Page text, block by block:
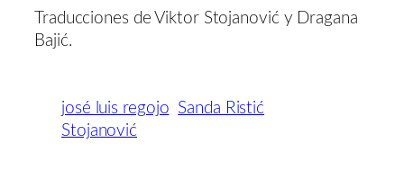
Traducciones de Viktor Stojanović y Dragana
Bajić.
josé luis regojo Sanda Ristić
Stojanović